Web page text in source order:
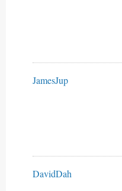
JamesJup
DavidDah